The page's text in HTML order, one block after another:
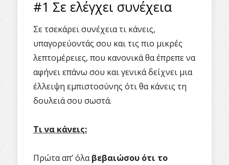
#1 Σε ελέγχει συνέχεια
Σε τσεκάρει συνέχεια τι κάνεις,
υπαγορεύοντάς σου και τις πιο μικρές
λεπτομέρειες, που κανονικά θα έπρεπε να
αφήνει επάνω σου και γενικά δείχνει μια
έλλειψη εμπιστοσύνης ότι θα κάνεις τη
δουλειά σου σωστά.
Τινα κάνεις:
Πρώτα απ’ όλαβεβαιώσου ότι το